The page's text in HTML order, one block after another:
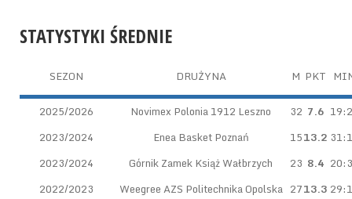
STATYSTYKI ŚREDNIE
SEZON DRUŻYNA M PKT
2025/2026 Novimex Polonia 1912 Leszno 32 7.6
2023/2024
Enea Basket Poznań 1513.2
2023/2024
Górnik Zamek Książ Wałbrzych 23 8.4
2022/2023
Weegree AZS Politechnika Opolska 2713.3